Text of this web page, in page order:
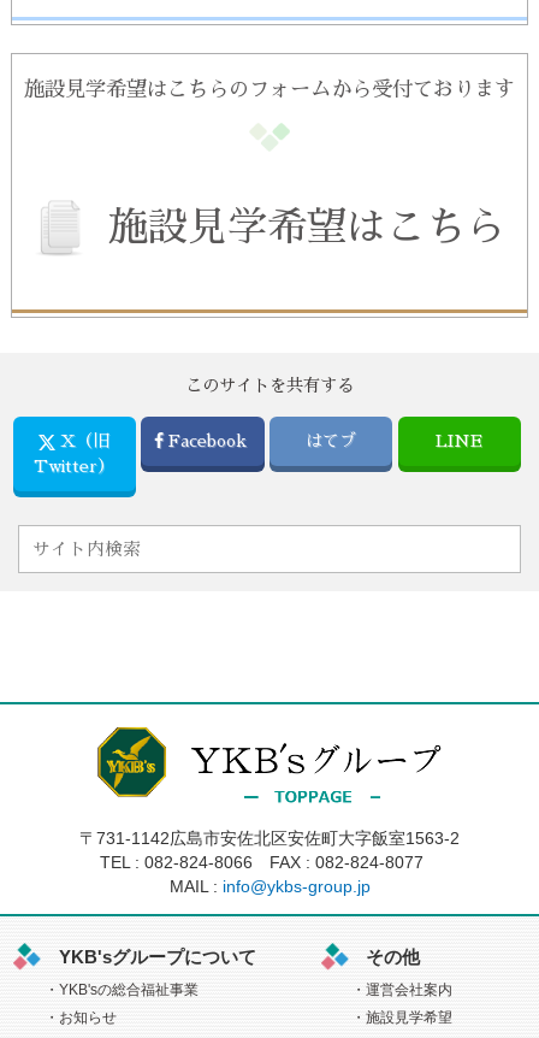
施設見学希望はこちらのフォームから受付ております
施設見学希望はこちら
このサイトを共有する
X（旧
Twitter）
Facebook はてブ LINE
〒731-1142広島市安佐北区安佐町大字飯室1563-2
TEL : 082-824-8066 FAX : 082-824-8077
MAIL : info@ykbs-group.jp
YKB'sグループについて
YKB'sの総合福祉事業
お知らせ
その他
運営会社案内
施設見学希望